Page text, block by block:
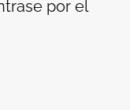
por el